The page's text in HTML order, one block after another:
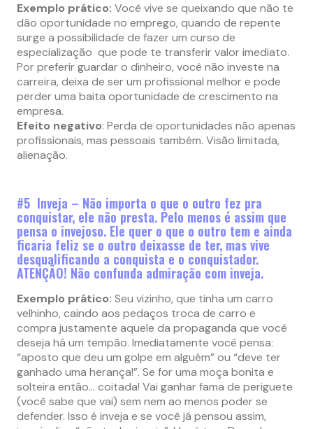
Exemplo prático: Você vive se queixando que não te
dão oportunidade no emprego, quando de repente
surge a possibilidade de fazer um curso de
especialização que pode te transferir valor imediato.
Por preferir guardar o dinheiro, você não investe na
carreira, deixa de ser um profissional melhor e pode
perder uma baita oportunidade de crescimento na
empresa.
Efeito negativo: Perda de oportunidades não apenas
profissionais, mas pessoais também. Visão limitada,
alienação.
#5 Inveja – Não importa o que o outro fez pra
conquistar, ele não presta. Pelo menos é assim que
pensa o invejoso. Ele quer o que o outro tem e ainda
ficaria feliz se o outro deixasse de ter, mas vive
desqualificando a conquista e o conquistador.
ATENÇÃO! Não confunda admiração com inveja.
Exemplo prático: Seu vizinho, que tinha um carro
velhinho, caindo aos pedaços troca de carro e
compra justamente aquele da propaganda que você
deseja há um tempão. Imediatamente você pensa:
“aposto que deu um golpe em alguém” ou “deve ter
ganhado uma herança!”. Se for uma moça bonita e
solteira então… coitada! Vai ganhar fama de periguete
(você sabe que vai) sem nem ao menos poder se
defender. Isso é inveja e se você já pensou assim,